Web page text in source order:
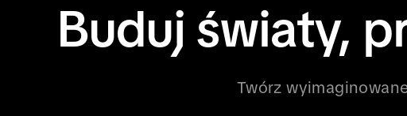
Buduj światy,
Twórz